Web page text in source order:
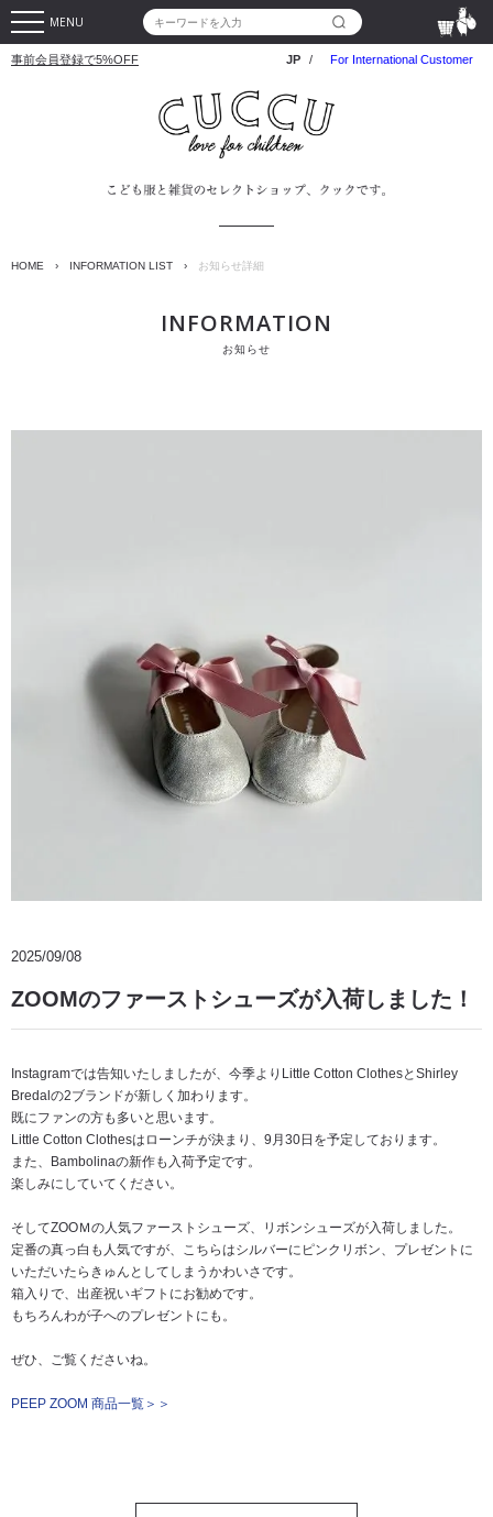
MENU
事前会員登録で5%OFF JP / For International Customer
HOME › INFORMATION LIST › お知らせ詳細
INFORMATION
お知らせ
2025/09/08
ZOOMのファーストシューズが入荷しました！
Instagramでは告知いたしましたが、今季よりLittle Cotton ClothesとShirley
Bredalの2ブランドが新しく加わります。
既にファンの方も多いと思います。
Little Cotton Clothesはローンチが決まり、9月30日を予定しております。
また、Bambolinaの新作も入荷予定です。
楽しみにしていてください。
そしてZOOＭの人気ファーストシューズ、リボンシューズが入荷しました。
定番の真っ白も人気ですが、こちらはシルバーにピンクリボン、プレゼントに
いただいたらきゅんとしてしまうかわいさです。
箱入りで、出産祝いギフトにお勧めです。
もちろんわが子へのプレゼントにも。
ぜひ、ご覧くださいね。
PEEP ZOOM 商品一覧＞＞